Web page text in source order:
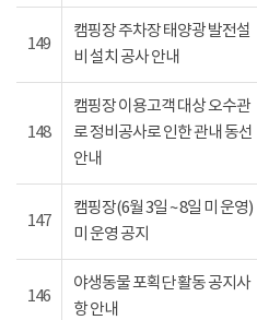
149
캠핑장 주차장 태양광 발전설
비 설치 공사 안내
148
캠핑장 이용고객 대상 오수관
로 정비공사로 인한 관내 동선
안내
147
캠핑장(6월 3일 ~ 8일 미 운영)
미 운영 공지
146
야생동물 포획단 활동 공지사
항 안내